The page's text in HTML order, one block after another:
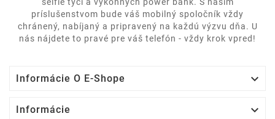
príslušenstvom bude váš mobilný spoločník vždy
chránený, nabíjaný a pripravený na každú výzvu dňa. U
nás nájdete to pravé pre váš telefón - vždy krok vpred!
Informácie O E-Shope 
Informácie 